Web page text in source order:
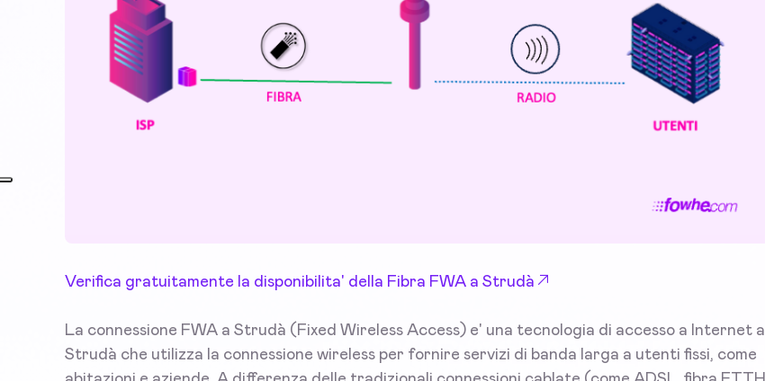
Verifica gratuitamente la disponibilita' della Fibra FWA a Strudà
La connessione FWA a Strudà (Fixed Wireless Access) e' una tecnologia di accesso a Internet a
Strudà che utilizza la connessione wireless per fornire servizi di banda larga a utenti fissi, come